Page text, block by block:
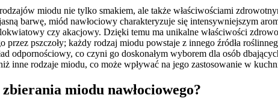
miodu nie tylko smakiem, ale także właściwościami
barwę, miód nawłociowy charakteryzuje się intensywniejszym
czy akacjowy. Dzięki temu ma unikalne właściwości
przez pszczoły; każdy rodzaj miodu powstaje z innego źródła
odpornościowy, co czyni go doskonałym wyborem dla osób
inne rodzaje miodu, co może wpływać na jego zastosowanie w
miodu nawłociowego?